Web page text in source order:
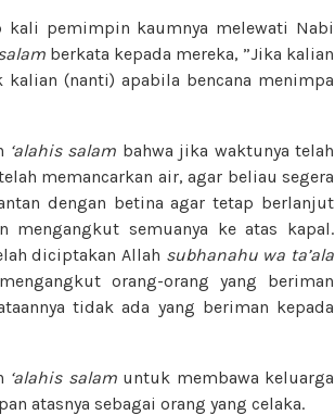
kali pemimpin kaumnya melewati Nabi
berkata kepada mereka, ”Jika kalian
(nanti) apabila bencana menimpa
‘alahis salam bahwa jika waktunya telah
memancarkan air, agar beliau segera
dengan betina agar tetap berlanjut
mengangkut semuanya ke atas kapal.
diciptakan Allah subhanahu wa ta’ala
orang-orang yang beriman
tidak ada yang beriman kepada
‘alahis salamuntuk membawa keluarga
atasnya sebagai orang yang celaka.